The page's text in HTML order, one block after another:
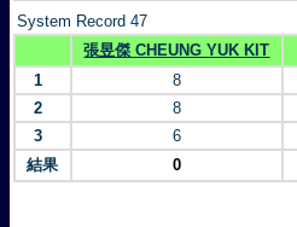
System Record 47
張昱傑 CHEUNG YUK KIT
1
8
2
8
3
6
結果
0